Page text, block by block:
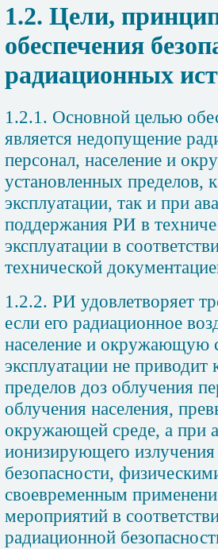
1.2. Цели,
обеспечения
радиационных
1.2.1. Основной целью
является недопущение
персонал, население и
установленных пределов,
эксплуатации, так и при
поддержания РИ в
эксплуатации в
технической
1.2.2. РИ удовлетворяет
если его радиационное
население и окружающую
эксплуатации не
пределов доз облучения
облучения населения,
окружающей среде, а при
ионизирующего
безопасности,
своевременным
мероприятий в
радиационной